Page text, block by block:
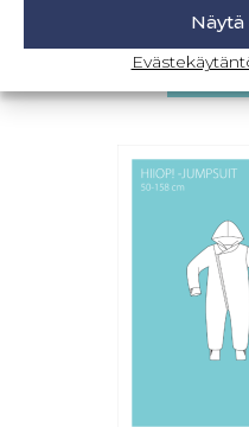
Lisää